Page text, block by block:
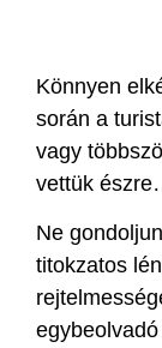
KAPCSOLAT
Könnyen
során a
vagy
vettük
Ne
titokzatos